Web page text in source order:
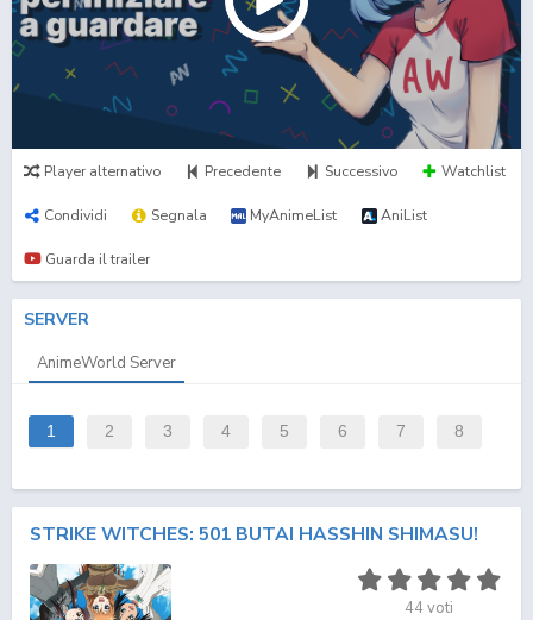
Player alternativo Precedente Successivo Watchlist
Condividi Segnala MyAnimeList AniList
Guarda il trailer
SERVER
AnimeWorld Server
1 2 3 4 5 6 7 8
STRIKE WITCHES: 501 BUTAI HASSHIN SHIMASU!
44voti